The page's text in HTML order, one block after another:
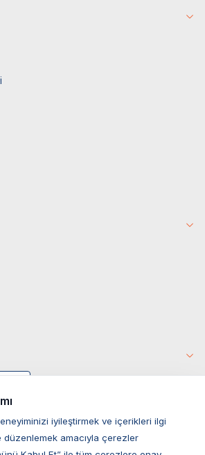
iyileştirmek ve içerikleri ilgi
düzenlemek amacıyla çerezler